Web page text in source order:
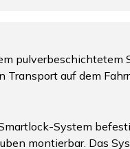
auf dem
System
montierbar. Das